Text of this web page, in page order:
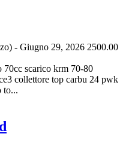
- Giugno 29, 2026 2500.00
70cc scarico krm 70-80
collettore top carbu 24 pwk
to...